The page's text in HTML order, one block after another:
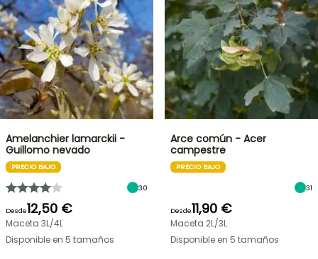
Amelanchier lamarckii -
Guillomo nevado
PRECIO BAJO
30
Desde12,50 €
Maceta 3L/4L
Disponible en 5 tamaños
Arce común - Acer
campestre
PRECIO BAJO
31
Desde11,90 €
Maceta 2L/3L
Disponible en 5 tamaños